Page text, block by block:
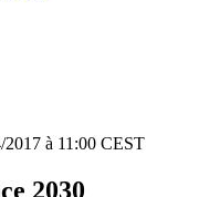
2017 à 11:00 CEST
2030